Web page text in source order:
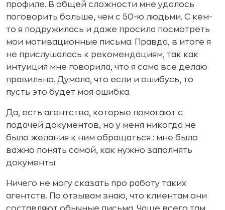
профиле. В общей сложности мне удалось
поговорить больше, чем с 50-ю людьми. С кем-
то я подружилась и даже просила посмотреть
мои мотивационные письма. Правда, в итоге я
не прислушалась к рекомендациям, так как
интуиция мне говорила, что я сама все делаю
правильно. Думала, что если и ошибусь, то
пусть это будет моя ошибка.
Да, есть агентства, которые помогают с
подачей документов, но у меня никогда не
было желания к ним обращаться : мне было
важно понять самой, как нужно заполнять
документы.
Ничего не могу сказать про работу таких
агентств. По отзывам знаю, что клиентам они